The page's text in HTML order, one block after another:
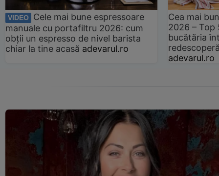
VIDEO
Cele mai bune espressoare
manuale cu portafiltru 2026: cum
obții un espresso de nivel barista
chiar la tine acasă adevarul.ro
Cea mai
2026 –
bucătăria
adevarul.ro